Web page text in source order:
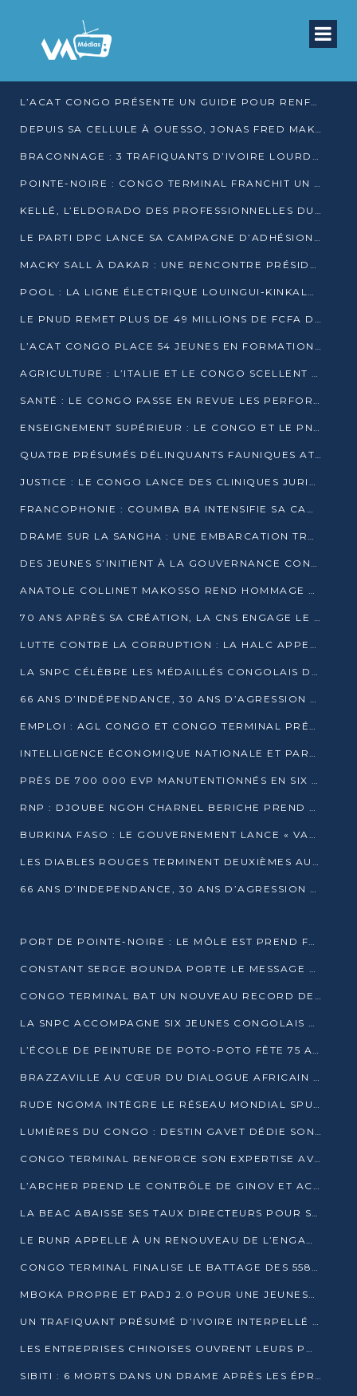
L’ACAT CONGO PRÉSENTE UN GUIDE POUR RENFORCER LES GARANTIES JUDICIAIRES EN GARDE À VUE
DEPUIS SA CELLULE À OUESSO, JONAS FRED MAKITA DÉNONCE CE QU’IL QUALIFIE DE DÉNI DE JUSTICE
BRACONNAGE : 3 TRAFIQUANTS D’IVOIRE LOURDEMENT CONDAMNÉS À DJAMBALA
POINTE-NOIRE : CONGO TERMINAL FRANCHIT UN CAP HISTORIQUE AVEC 99 MOUVEMENTS/HEURE
KELLÉ, L’ELDORADO DES PROFESSIONNELLES DU SEXE
LE PARTI DPC LANCE SA CAMPAGNE D’ADHÉSIONS ET VEUT STRUCTURER SA PRÉSENCE DANS LES 15 DÉPARTEMENTS
MACKY SALL À DAKAR : UNE RENCONTRE PRÉSIDENTIELLE QUI DIVISE L’OPINION SÉNÉGALAISE
POOL : LA LIGNE ÉLECTRIQUE LOUINGUI-KINKALA-BOKO MISE EN SERVICE
LE PNUD REMET PLUS DE 49 MILLIONS DE FCFA D’ÉQUIPEMENTS POUR ACCÉLÉRER LA NUMÉRISATION DU SYSTÈME DE SANTÉ
L’ACAT CONGO PLACE 54 JEUNES EN FORMATION PROFESSIONNELLE
AGRICULTURE : L’ITALIE ET LE CONGO SCELLENT UN PARTENARIAT POUR UNE PRODUCTION LOCALE DURABLE
SANTÉ : LE CONGO PASSE EN REVUE LES PERFORMANCES DE SES HÔPITAUX À MI-PARCOURS
ENSEIGNEMENT SUPÉRIEUR : LE CONGO ET LE PNUD VEULENT RAPPROCHER LA FORMATION UNIVERSITAIRE DES BESOINS DU MARCHÉ DE L’EMPLOI
QUATRE PRÉSUMÉS DÉLINQUANTS FAUNIQUES ATTENDUS DEVANT LA JUSTICE POUR TRAFIC D’IVOIRE
JUSTICE : LE CONGO LANCE DES CLINIQUES JURIDIQUES POUR RAPPROCHER LE DROIT DES CITOYENS
FRANCOPHONIE : COUMBA BA INTENSIFIE SA CAMPAGNE POUR LA SUCCESSION À LA TÊTE DE L’OIF
DRAME SUR LA SANGHA : UNE EMBARCATION TRANSPORTANT DES FIDÈLES DE « NZAMBÉ YA L’HUILE » FAIT NAUFRAGE À OUESSO
DES JEUNES S’INITIENT À LA GOUVERNANCE CONTINENTALE À BRAZZAVILLE
ANATOLE COLLINET MAKOSSO REND HOMMAGE À JEAN-PAUL PIGASSE
70 ANS APRÈS SA CRÉATION, LA CNS ENGAGE LE VIRAGE DE LA DIGITALISATION
LUTTE CONTRE LA CORRUPTION : LA HALC APPELLE À PASSER DES DISCOURS AUX ACTES
LA SNPC CÉLÈBRE LES MÉDAILLÉS CONGOLAIS DES OLYMPIADES PANAFRICAINES DE MATHÉMATIQUES 2026
66 ANS D’INDÉPENDANCE, 30 ANS D’AGRESSION RWANDAISE : 4 PRÉSIDENCES, UN ÉCHEC COLLECTIF
EMPLOI : AGL CONGO ET CONGO TERMINAL PRÉSÉLECTIONNENT PLUS DE 70 JEUNES À POINTE-NOIRE
INTELLIGENCE ÉCONOMIQUE NATIONALE ET PARTENARIATS INTERNATIONAUX : VERS UNE DOCTRINE SOUVERAINE DE SÉCURITÉ ÉCONOMIQUE
PRÈS DE 700 000 EVP MANUTENTIONNÉS EN SIX MOIS PAR CONGO TERMINAL
RNP : DJOUBE NGOH CHARNEL BERICHE PREND LES RÊNES DU PARTI
BURKINA FASO : LE GOUVERNEMENT LANCE « VACANCES UTILES 2026 » POUR FORMER LES ÉLÈVES À 15 MÉTIERS
LES DIABLES ROUGES TERMINENT DEUXIÈMES AU CHAMPIONNAT D’AFRIQUE ZONE 3
66 ANS D’INDEPENDANCE, 30 ANS D’AGRESSION RWAN DAISE : 4 PRESIDENCES, UN ECHEC COLLECTIF
PORT DE POINTE-NOIRE : LE MÔLE EST PREND FORME ET VISE LES GÉANTS DES MERS
CONSTANT SERGE BOUNDA PORTE LE MESSAGE DE COMPASSION DE DENIS SASSOU NGUESSO EN IRAN
CONGO TERMINAL BAT UN NOUVEAU RECORD DE PRODUCTIVITÉ AU PORT DE POINTE-NOIRE
LA SNPC ACCOMPAGNE SIX JEUNES CONGOLAIS AUX OLYMPIADES PANAFRICAINES DE MATHÉMATIQUES
L’ÉCOLE DE PEINTURE DE POTO-POTO FÊTE 75 ANS AU SERVICE DE L’ART CONGOLAIS
BRAZZAVILLE AU CŒUR DU DIALOGUE AFRICAIN SUR LES OBJECTIFS DE DÉVELOPPEMENT DURABLE
RUDE NGOMA INTÈGRE LE RÉSEAU MONDIAL SPUTNIK PRO APRÈS UNE FORMATION À MOSCOU
LUMIÈRES DU CONGO : DESTIN GAVET DÉDIE SON PRIX À L’UNITÉ NATIONALE ET À LA JEUNESSE
CONGO TERMINAL RENFORCE SON EXPERTISE AVEC NEUF NOUVEAUX FORMATEURS EN ENGINS PORTUAIRES
L’ARCHER PREND LE CONTRÔLE DE GINOV ET ACCÉLÈRE SON VIRAGE NUMÉRIQUE
LA BEAC ABAISSE SES TAUX DIRECTEURS POUR SOUTENIR LA CROISSANCE EN ZONE CEMAC
LE RUNR APPELLE À UN RENOUVEAU DE L’ENGAGEMENT MILITANT
CONGO TERMINAL FINALISE LE BATTAGE DES 558 PIEUX DU FUTUR QUAI DU MÔLE EST
MBOKA PROPRE ET PADJ 2.0 POUR UNE JEUNESSE PLUS AUTONOME
UN TRAFIQUANT PRÉSUMÉ D’IVOIRE INTERPELLÉ À DOLISIE
LES ENTREPRISES CHINOISES OUVRENT LEURS PORTES AUX JEUNES DIPLÔMÉS
SIBITI : 6 MORTS DANS UN DRAME APRÈS LES ÉPREUVES DU BEPC